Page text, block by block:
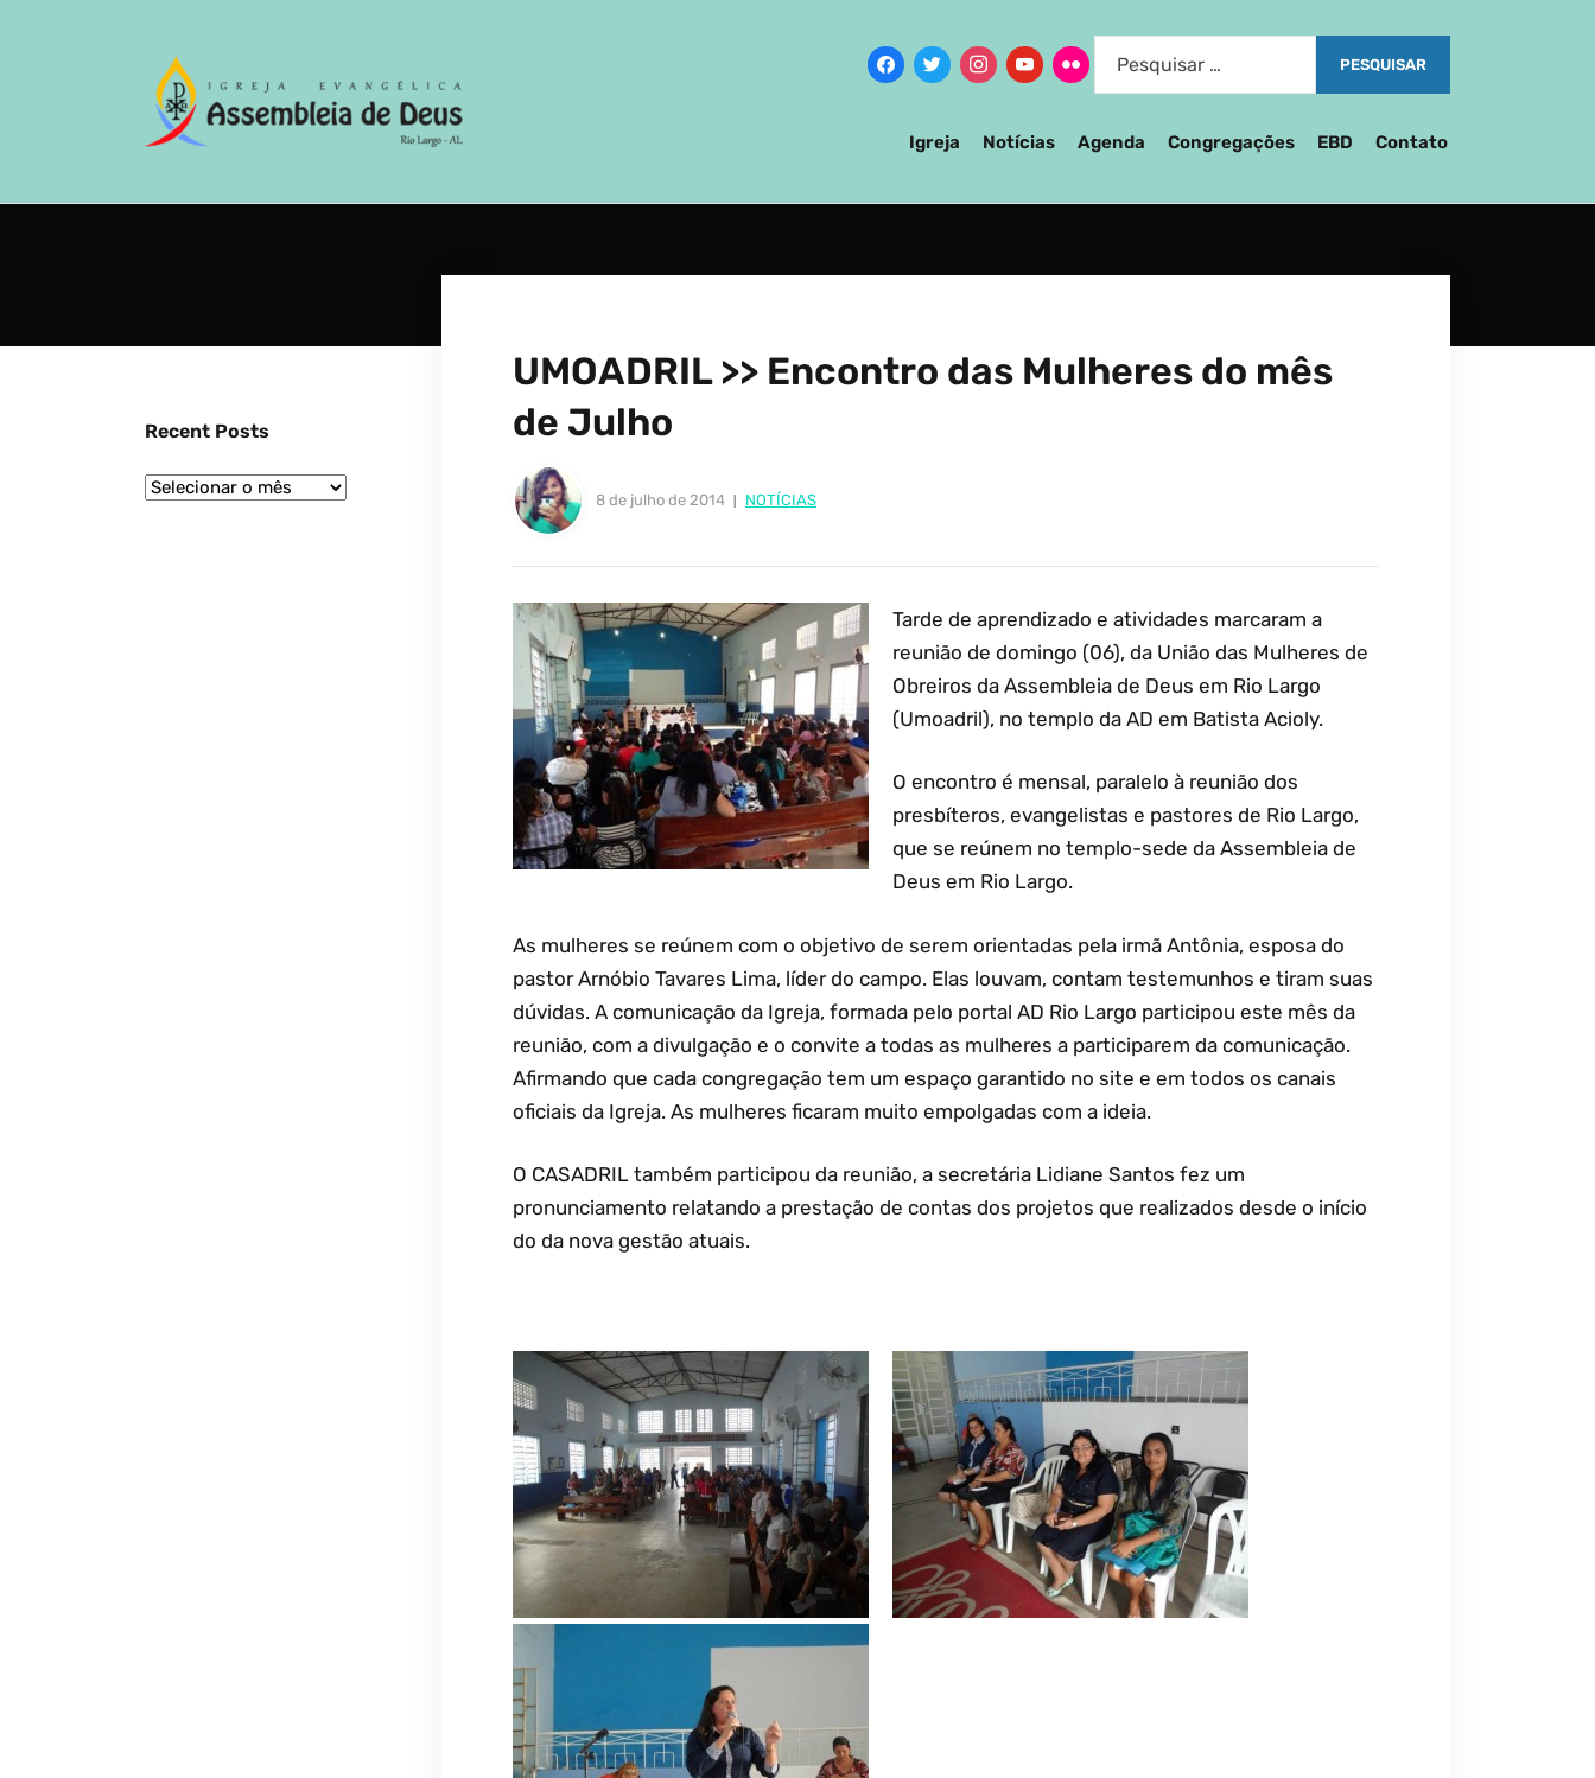
Igreja Notícias Agenda Congregações EBD Contato
UMOADRIL >> Encontro das Mulheres do mês
de Julho
8 de julho de 2014 NOTÍCIAS
Tarde de aprendizado e atividades marcaram a
reunião de domingo (06), da União das Mulheres de
Obreiros da Assembleia de Deus em Rio Largo
(Umoadril), no templo da AD em Batista Acioly.
O encontro é mensal, paralelo à reunião dos
presbíteros, evangelistas e pastores de Rio Largo,
que se reúnem no templo-sede da Assembleia de
Deus em Rio Largo.
As mulheres se reúnem com o objetivo de serem orientadas pela irmã Antônia, esposa do
pastor Arnóbio Tavares Lima, líder do campo. Elas louvam, contam testemunhos e tiram suas
dúvidas. A comunicação da Igreja, formada pelo portal AD Rio Largo participou este mês da
reunião, com a divulgação e o convite a todas as mulheres a participarem da comunicação.
Afirmando que cada congregação tem um espaço garantido no site e em todos os canais
oficiais da Igreja. As mulheres ficaram muito empolgadas com a ideia.
O CASADRIL também participou da reunião, a secretária Lidiane Santos fez um
pronunciamento relatando a prestação de contas dos projetos que realizados desde o início
do da nova gestão atuais.
Recent Posts